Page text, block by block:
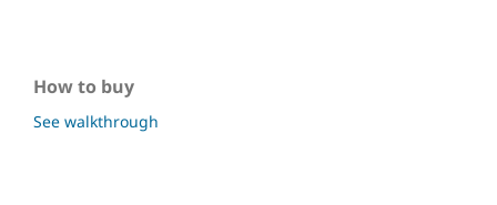
How to buy
See walkthrough